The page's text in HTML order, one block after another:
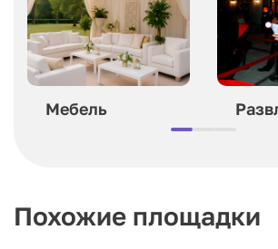
Мебель
Похожие площадки